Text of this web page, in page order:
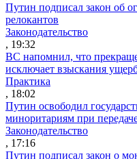
Путин подписал закон об
релокантов
Законодательство
, 19:32
ВС напомнил, что
исключает взыскания
Практика
, 18:02
Путин освободил
миноритариям при
Законодательство
, 17:16
Путин подписал закон о